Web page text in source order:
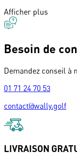
Afficher plus
Besoin de
Demandez conseil à
01 71 24 70 53
contact@wally.golf
LIVRAISON